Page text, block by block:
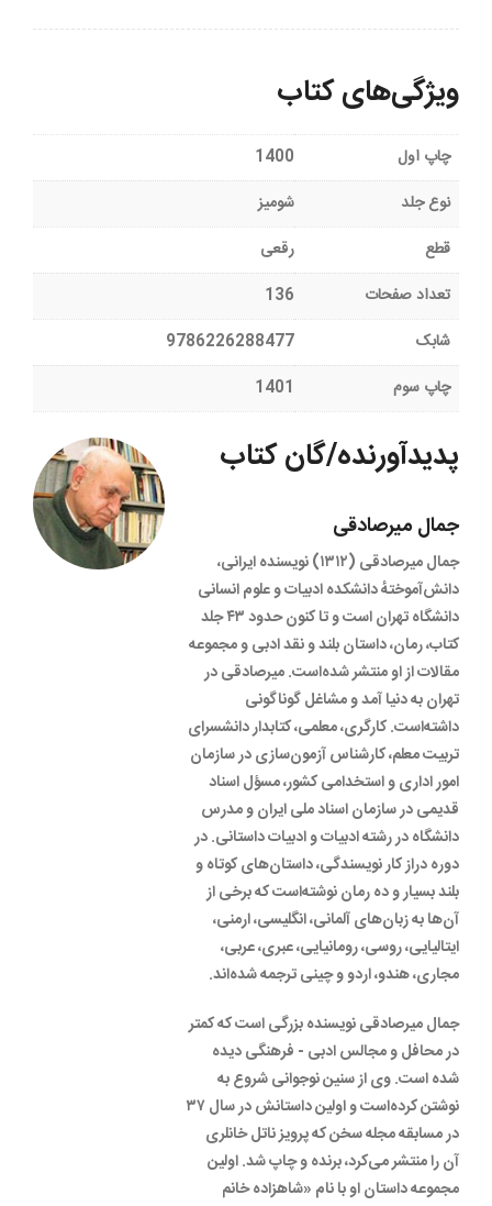
ویژگی‌های کتاب
چاپ اول
1400
نوع جلد
شومیز
قطع
رقعی
تعداد صفحات
136
شابک
9786226288477
چاپ سوم
1401
پدیدآورنده/گان کتاب
جمال میرصادقی
جمال میرصادقی (۱۳۱۲) نویسنده ایرانی،
دانش‌آموختهٔ دانشکده ادبیات و علوم انسانی
دانشگاه تهران است و تا کنون حدود ۴۳ جلد
کتاب، رمان، داستان بلند و نقد ادبی و مجموعه
مقالات از او منتشر شده‌است. میرصادقی در
تهران به دنیا آمد و مشاغل گوناگونی
داشته‌است. کارگری، معلمی، کتابدار دانشسرای
تربیت معلم، کارشناس آزمون‌سازی در سازمان
امور اداری و استخدامی کشور، مسؤل اسناد
قدیمی در سازمان اسناد ملی ایران و مدرس
دانشگاه در رشته ادبیات و ادبیات داستانی. در
دوره دراز کار نویسندگی، داستان‌های کوتاه و
بلند بسیار و ده رمان نوشته‌است که برخی از
آن‌ها به زبان‌های آلمانی، انگلیسی، ارمنی،
ایتالیایی، روسی، رومانیایی، عبری، عربی،
مجاری، هندو، اردو و چینی ترجمه شده‌اند.
جمال میرصادقی نویسنده بزرگی است که کمتر
در محافل و مجالس ادبی - فرهنگی دیده
شده است. وی از سنین نوجوانی شروع به
نوشتن کرده‌است و اولین داستانش در سال ۳۷
در مسابقه مجله سخن که پرویز ناتل خانلری
آن را منتشر می‌کرد، برنده و چاپ شد. اولین
مجموعه داستان او با نام «شاهزاده خانم